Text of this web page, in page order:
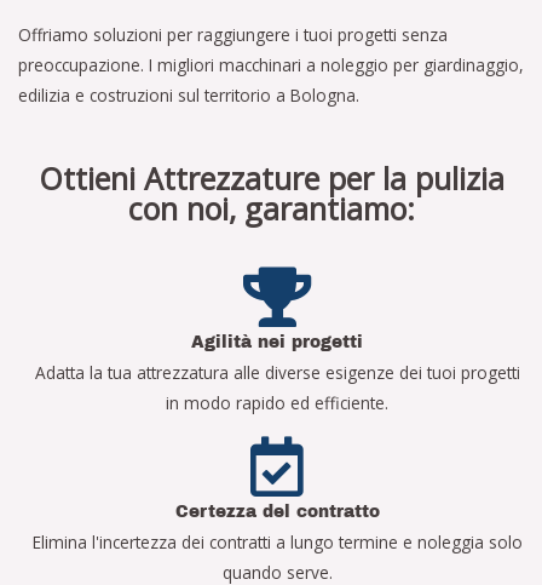
Offriamo soluzioni per raggiungere i tuoi progetti senza
preoccupazione. I migliori macchinari a noleggio per giardinaggio,
edilizia e costruzioni sul territorio a Bologna.
Ottieni Attrezzature per la pulizia
con noi, garantiamo:
Agilità nei progetti
Adatta la tua attrezzatura alle diverse esigenze dei tuoi progetti
in modo rapido ed efficiente.
Certezza del contratto
Elimina l'incertezza dei contratti a lungo termine e noleggia solo
quando serve.